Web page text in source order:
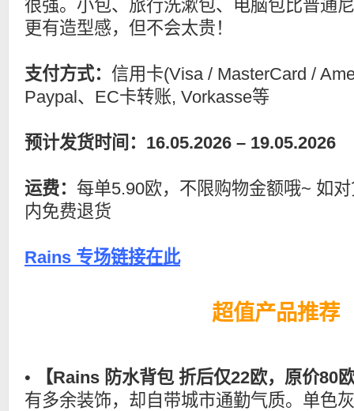
很强。小包、旅行洗漱包、电脑包比普通
更有造型感，但不会太贵！
支付方式： 信用卡(Visa / MasterCard /
Paypal、EC卡转账, Vorkasse等
预计发货时间：16.05.2026 – 19.05.2026
运费： 每单5.90欧，不限购物金额哦~ 如
内免费退货
Rains 专场链接在此
超值产品推荐
• 【Rains 防水背包 折后仅22欧，原价80
有多余装饰，却自带城市通勤气质。单色